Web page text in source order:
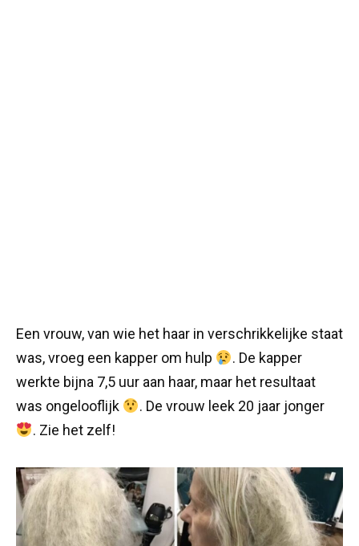
Een vrouw, van wie het haar in verschrikkelijke staat
was, vroeg een kapper om hulp
. De kapper
werkte bijna 7,5 uur aan haar, maar het resultaat
was ongelooflijk
. De vrouw leek 20 jaar jonger
. Zie het zelf!